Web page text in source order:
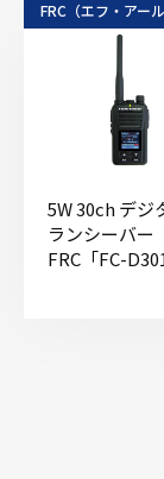
FRC（エフ・アー
5W 30ch デジ
ランシーバー
FRC「FC-